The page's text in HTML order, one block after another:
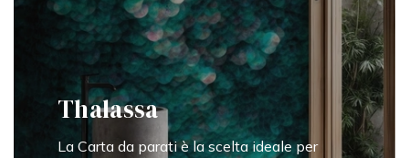
Thalassa
La Carta da parati è la scelta ideale per